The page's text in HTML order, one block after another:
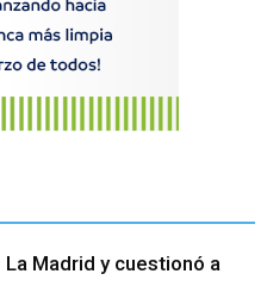
Madrid y cuestionó a